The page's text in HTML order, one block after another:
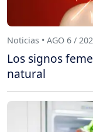
Noticias • AGO 6 /
Los signos
natural